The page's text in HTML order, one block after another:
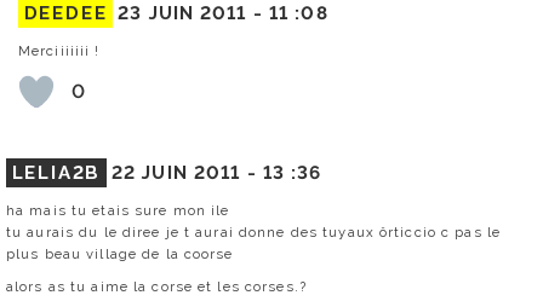
DEEDEE 23 JUIN 2011 - 11 :08
Merciiiiiii !
0
LELIA2B 22 JUIN 2011 - 13 :36
ha mais tu etais sure mon ile
tu aurais du le diree je t aurai donne des tuyaux ôrticcio c pas le
plus beau village de la coorse
alors as tu aime la corse et les corses.?